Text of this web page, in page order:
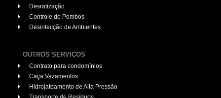
Desratização
Controle de Pombos
Desinfecção de Ambientes
OUTROS SERVIÇOS
Contrato para condomínios
Caça Vazamentos
Hidrojateamento de Alta Pressão